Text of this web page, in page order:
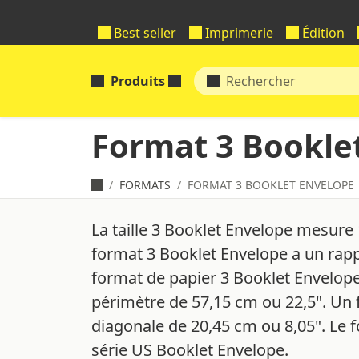
Best seller Imprimerie Édition
Produits
Format 3
FORMATS FORMAT 3 BOOKLET ENVELOPE
La taille 3 Booklet Envelope
format 3 Booklet Envelope a un
format de papier 3 Booklet
périmètre de 57,15 cm ou 22,5".
diagonale de 20,45 cm ou 8,05".
série US Booklet Envelope.